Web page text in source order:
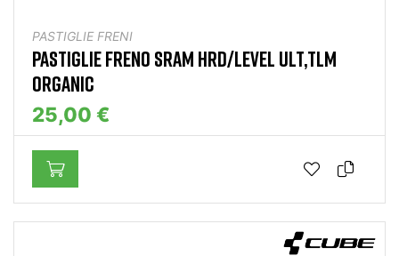
PASTIGLIE FRENI
PASTIGLIE FRENO SRAM HRD/LEVEL ULT,TLM
ORGANIC
25,00 €